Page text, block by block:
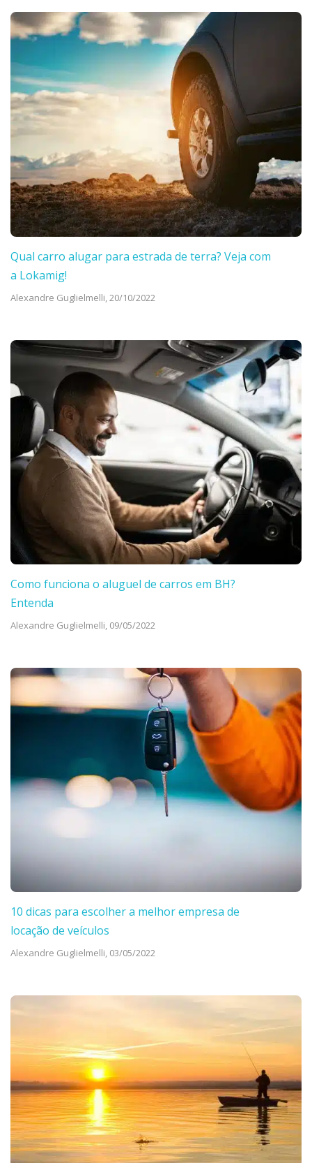
Qual carro alugar para estrada de terra? Veja com
a Lokamig!
Alexandre Guglielmelli,20/10/2022
Como funciona o aluguel de carros em BH?
Entenda
Alexandre Guglielmelli, 09/05/2022
10 dicas para escolher a melhor empresa de
locação de veículos
Alexandre Guglielmelli, 03/05/2022